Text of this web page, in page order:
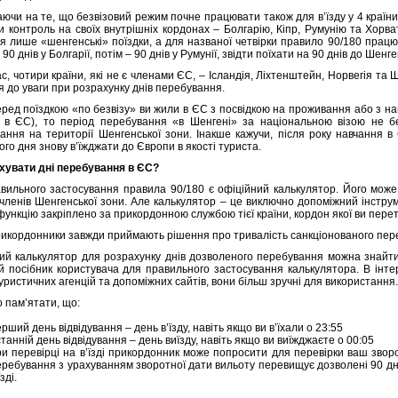
на те, що безвізовий режим почне працювати також для в’їзду у 4
контроль на своїх внутрішніх кордонах – Болгарію, Кіпр, Румунію та
лише «шенгенські» поїздки, а для названої четвірки правило 90/180
днів у Болгарії, потім – 90 днів у Румунії, звідти поїхати на 90 днів до
чотири країни, які не є членами ЄС, – Ісландія, Ліхтенштейн, Норвегія та
до уваги при розрахунку днів перебування.
поїздкою «по безвізу» ви жили в ЄС з посвідкою на проживання або з
в ЄС), то період перебування «в Шенгені» за національною візою не
на території Шенгенської зони. Інакше кажучи, після року
дня знову в’їжджати до Європи в якості туриста.
дні перебування в ЄС?
застосування правила 90/180 є офіційний калькулятор. Його
Шенгенської зони. Але калькулятор – це виключно допоміжний
закріплено за прикордонною службою тієї країни, кордон якої ви
завжди приймають рішення про тривалість санкціонованого
калькулятор для розрахунку днів дозволеного перебування можна
посібник користувача для правильного застосування калькулятора. В
агенцій та допоміжних сайтів, вони більш зручні для використання.
пам’ятати, що:
день відвідування – день в’їзду, навіть якщо ви в’їхали о 23:55
день відвідування – день виїзду, навіть якщо ви виїжджаєте о 00:05
перевірці на в’їзді прикордонник може попросити для перевірки ваш
з урахуванням зворотної дати вильоту перевищує дозволені 90